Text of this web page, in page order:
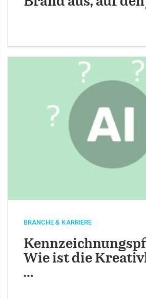
BRANCHE & KARRIERE
Wie ist die
…